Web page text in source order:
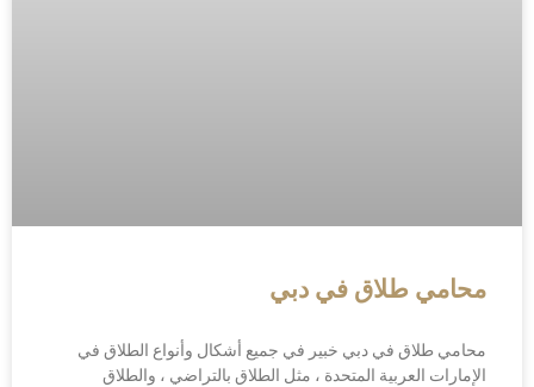
محامي طلاق في دبي
محامي طلاق في دبي خبير في جميع أشكال وأنواع الطلاق في
الإمارات العربية المتحدة ، مثل الطلاق بالتراضي ، والطلاق